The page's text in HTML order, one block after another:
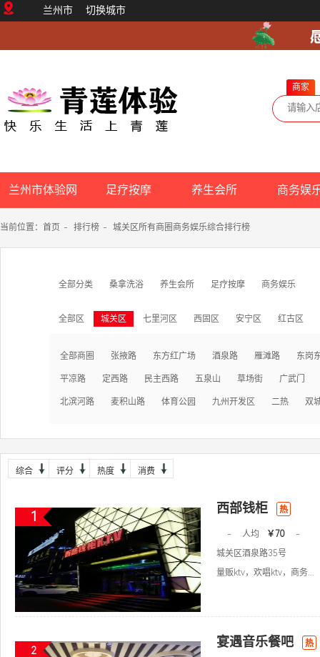
兰州市 切换城市
商家
兰州市体验网 足疗按摩 养生会所 商务娱
当前位置： 首页 - 排行榜 - 城关区所有商圈商务娱乐综合排行榜
全部分类 桑拿洗浴 养生会所 足疗按摩 商务娱乐
全部区 城关区 七里河区 西固区 安宁区 红古区
全部商圈 张掖路 东方红广场 酒泉路 雁滩路 东岗
平凉路 定西路 民主西路 五泉山 草场街 广武门
北滨河路 麦积山路 体育公园 九州开发区 二热 双
综合 评分 热度 消费
1
西部钱柜 热
- 人均 ￥70
-
城关区酒泉路35号
量贩ktv，欢唱ktv，商务...
2
宴遇音乐餐吧 热